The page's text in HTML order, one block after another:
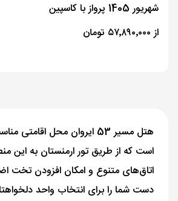
شهریور 1405 پرواز با کاسپین
از ۵۷٬۸۹۰٬۰۰۰ تومان
هتل مسیر 53 ایروان محل
است که از طریق تور ارمنستان به این
اتاق‌های متنوع و امکان افزودن تخت
دست شما را برای انتخاب واحد